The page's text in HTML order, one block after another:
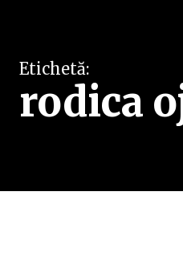
Etichetă:
rodica